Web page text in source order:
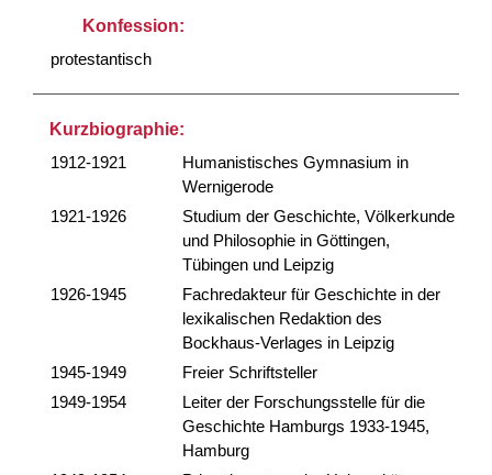
Konfession:
protestantisch
Kurzbiographie:
1912-1921
Humanistisches Gymnasium in
Wernigerode
1921-1926
Studium der Geschichte, Völkerkunde
und Philosophie in Göttingen,
Tübingen und Leipzig
1926-1945
Fachredakteur für Geschichte in der
lexikalischen Redaktion des
Bockhaus-Verlages in Leipzig
1945-1949
Freier Schriftsteller
1949-1954
Leiter der Forschungsstelle für die
Geschichte Hamburgs 1933-1945,
Hamburg